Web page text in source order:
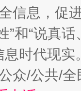
信息，促
”和“说真
息时代现实
众/公共/